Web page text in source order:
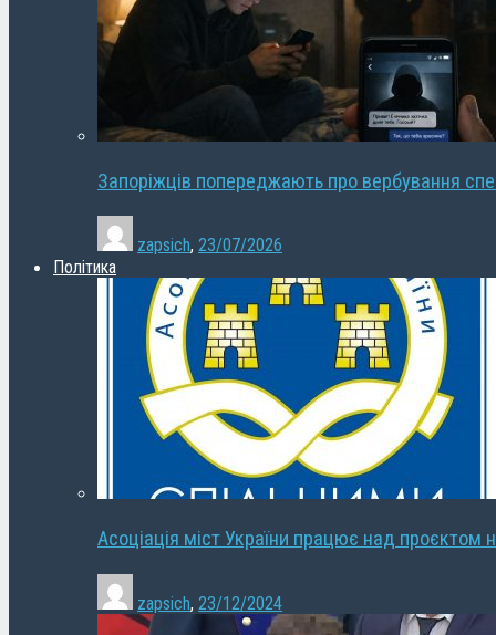
Запоріжців попереджають про вербування
zapsich, 23/07/2026
Політика
Асоціація міст України працює над проєктом
zapsich, 23/12/2024